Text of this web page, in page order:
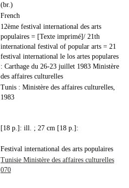
(br.)
French
12ème festival international des arts
populaires = [Texte imprimé]/ 21th
international festival of popular arts = 21
festival international le los artes populares
: Carthage du 26-23 juillet 1983 Ministère
des affaires culturelles
Tunis : Ministère des affaires culturelles,
1983
[18 p.]: ill. ; 27 cm [18 p.]:
Festival international des arts populaires
Tunisie Ministère des affaires culturelles
070